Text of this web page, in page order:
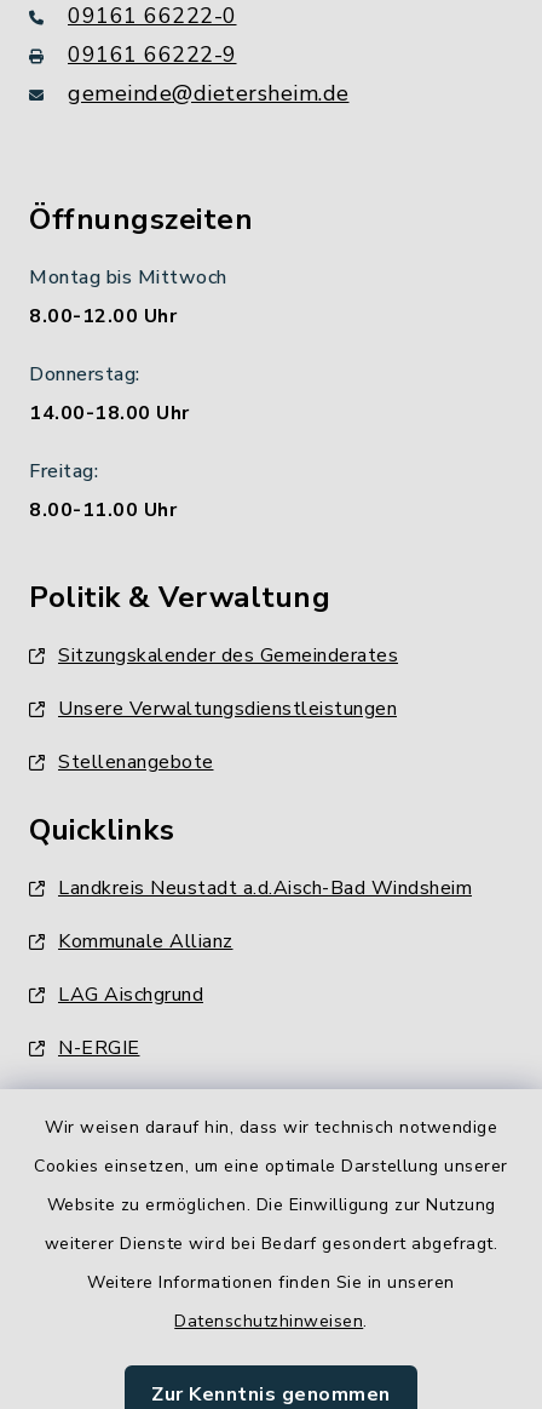
Wir weisen darauf hin, dass wir technisch notwendige
Cookies einsetzen, um eine optimale Darstellung unserer
Website zu ermöglichen. Die Einwilligung zur Nutzung
weiterer Dienste wird bei Bedarf gesondert abgefragt.
Weitere Informationen finden Sie in unseren
Datenschutzhinweisen.
Zur Kenntnis genommen
09161 66222-0
09161 66222-9
gemeinde@dietersheim.de
Öffnungszeiten
Montag bis Mittwoch
8.00-12.00 Uhr
Donnerstag:
14.00-18.00 Uhr
Freitag:
8.00-11.00 Uhr
Politik & Verwaltung
Sitzungskalender des Gemeinderates
Unsere Verwaltungsdienstleistungen
Stellenangebote
Quicklinks
Landkreis Neustadt a.d.Aisch-Bad Windsheim
Kommunale Allianz
LAG Aischgrund
N-ERGIE
Barrierefreiheit